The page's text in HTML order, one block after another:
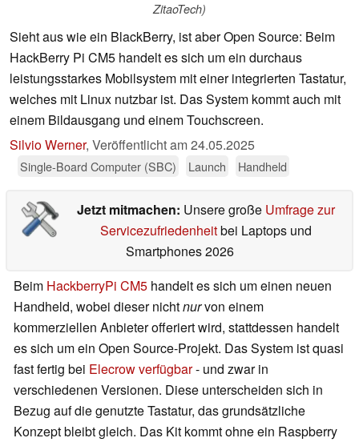
ZitaoTech)
Sieht aus wie ein BlackBerry, ist aber Open Source: Beim
HackBerry Pi CM5 handelt es sich um ein durchaus
leistungsstarkes Mobilsystem mit einer integrierten Tastatur,
welches mit Linux nutzbar ist. Das System kommt auch mit
einem Bildausgang und einem Touchscreen.
Silvio Werner, Veröffentlicht am24.05.2025
Single-Board Computer (SBC) Launch Handheld
Jetzt mitmachen: Unsere große Umfrage zur
Servicezufriedenheitbei Laptops und
Smartphones 2026
Beim HackberryPi CM5 handelt es sich um einen neuen
Handheld, wobei dieser nichtnurvon einem
kommerziellen Anbieter offeriert wird, stattdessen handelt
es sich um ein Open Source-Projekt. Das System ist quasi
fast fertig bei Elecrow verfügbar- und zwar in
verschiedenen Versionen. Diese unterscheiden sich in
Bezug auf die genutzte Tastatur, das grundsätzliche
Konzept bleibt gleich. Das Kit kommt ohne ein Raspberry